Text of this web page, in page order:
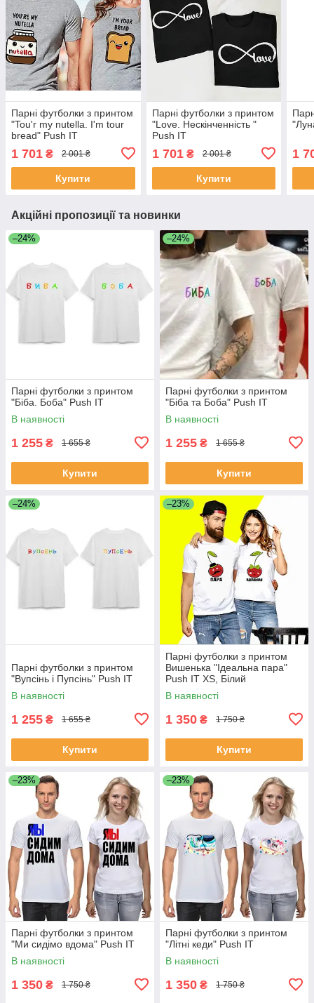
Парні футболки з принтом
"Tou'r my nutella. I'm tour
bread" Push IT
1 701 ₴ 2 001 ₴
Купити
Парні футболки з принтом
"Love. Нескінченність "
Push IT
1 701₴ 2 001 ₴
Купити
1
Акційні пропозиції та новинки
–24%
Парні футболки з принтом
"Біба. Боба" Push IT
В наявності
1 255 ₴ 1 655 ₴
Купити
–24%
Парні футболки з принтом
"Біба та Боба" Push IT
В наявності
1 255 ₴ 1 655 ₴
Купити
–24%
Парні футболки з принтом
"Вупсінь і Пупсінь" Push IT
В наявності
1 255 ₴ 1 655 ₴
Купити
–23%
Парні футболки з принтом
Вишенька "Ідеальна пара"
Push IT XS, Білий
В наявності
1 350 ₴ 1 750 ₴
Купити
–23%
Парні футболки з принтом
"Ми сидімо вдома" Push IT
В наявності
1 350 ₴ 1 750 ₴
–23%
Парні футболки з принтом
"Літні кеди" Push IT
В наявності
1 350 ₴ 1 750 ₴